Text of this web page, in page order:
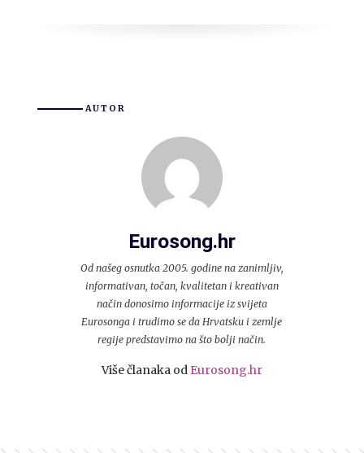
AUTOR
Eurosong.hr
Od našeg osnutka 2005. godine na zanimljiv,
informativan, točan, kvalitetan i kreativan
način donosimo informacije iz svijeta
Eurosonga i trudimo se da Hrvatsku i zemlje
regije predstavimo na što bolji način.
Više članaka od Eurosong.hr